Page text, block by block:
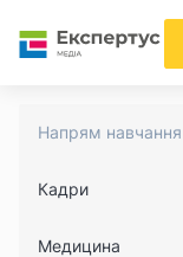
Напрям навчання
Кадри
Медицина